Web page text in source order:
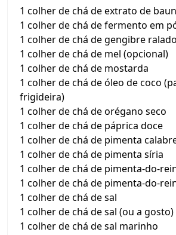
1 colher de chá de extrato de
1 colher de chá de fermento em
1 colher de chá de gengibre ralado
1 colher de chá de mel (opcional)
1 colher de chá de mostarda
1 colher de chá de óleo de coco
frigideira)
1 colher de chá de orégano seco
1 colher de chá de páprica doce
1 colher de chá de pimenta
1 colher de chá de pimenta síria
1 colher de chá de pimenta-do-
1 colher de chá de pimenta-do-
1 colher de chá de sal
1 colher de chá de sal (ou a gosto)
1 colher de chá de sal marinho